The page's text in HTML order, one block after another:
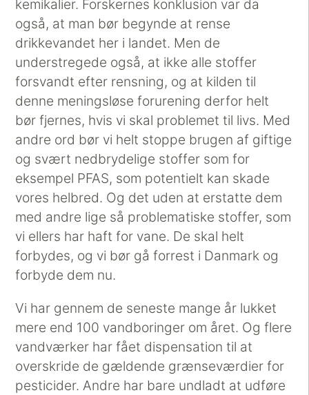
kemikalier. Forskernes konklusion var da
også, at man bør begynde at rense
drikkevandet her i landet. Men de
understregede også, at ikke alle stoffer
forsvandt efter rensning, og at kilden til
denne meningsløse forurening derfor helt
bør fjernes, hvis vi skal problemet til livs. Med
andre ord bør vi helt stoppe brugen af giftige
og svært nedbrydelige stoffer som for
eksempel PFAS, som potentielt kan skade
vores helbred. Og det uden at erstatte dem
med andre lige så problematiske stoffer, som
vi ellers har haft for vane. De skal helt
forbydes, og vi bør gå forrest i Danmark og
forbyde dem nu.
Vi har gennem de seneste mange år lukket
mere end 100 vandboringer om året. Og flere
vandværker har fået dispensation til at
overskride de gældende grænseværdier for
pesticider. Andre har bare undladt at udføre